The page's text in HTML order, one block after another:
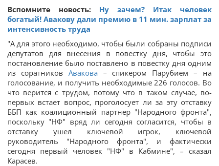
Вспомните новость: Ну зачем? Итак человек
богатый! Авакову дали премию в 11 мин. зарплат за
интенсивность труда
"А для этого необходимо, чтобы были собраны подписи
депутатов для внесения в повестку дня, чтобы это
постановление было поставлено в повестку дня одним
из соратников Авакова – спикером Парубием – на
голосование, и получить необходимые 226 голосов. Во
что верится с трудом, потому что в таком случае, во-
первых встает вопрос, проголосует ли за эту отставку
ББП как коалиционный партнер "Народного фронта",
поскольку "НФ" вряд ли сегодня согласится, чтобы в
отставку ушел ключевой игрок, ключевой
руководитель "Народного фронта", и фактически
сегодня первый человек "НФ" в Кабмине", – сказал
Карасев.